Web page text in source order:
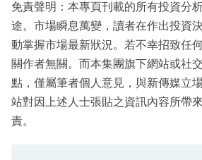
免責聲明：本專頁刊載的所有投資分
途。市場瞬息萬變，讀者在作出投資
動掌握市場最新狀況。若不幸招致任
關作者無關。而本集團旗下網站或社
點，僅屬筆者個人意見，與新傳媒立
站對因上述人士張貼之資訊內容所帶
責。